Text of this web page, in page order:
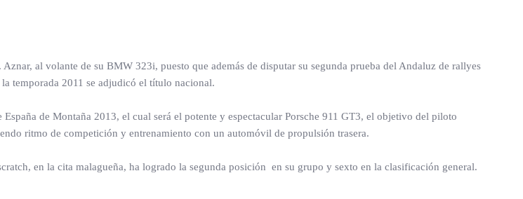
al volante de su BMW 323i, puesto que además de disputar su segunda prueba del Andaluz de rallyes
temporada 2011 se adjudicó el título nacional.
de Montaña 2013, el cual será el potente y espectacular Porsche 911 GT3, el objetivo del piloto
ritmo de competición y entrenamiento con un automóvil de propulsión trasera.
en la cita malagueña, ha logrado la segunda posición en su grupo y sexto en la clasificación general.